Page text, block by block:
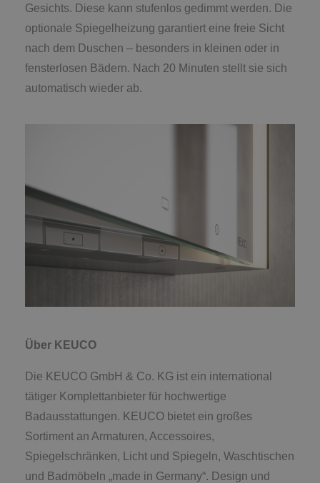
Gesichts. Diese kann stufenlos gedimmt werden. Die
optionale Spiegelheizung garantiert eine freie Sicht
nach dem Duschen – besonders in kleinen oder in
fensterlosen Bädern. Nach 20 Minuten stellt sie sich
automatisch wieder ab.
Über KEUCO
Die KEUCO GmbH & Co. KG ist ein international
tätiger Komplettanbieter für hochwertige
Badausstattungen. KEUCO bietet ein großes
Sortiment an Armaturen, Accessoires,
Spiegelschränken, Licht und Spiegeln, Waschtischen
und Badmöbeln „made in Germany“. Design und